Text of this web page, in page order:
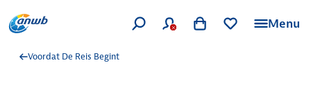
Menu
Voordat De Reis Begint